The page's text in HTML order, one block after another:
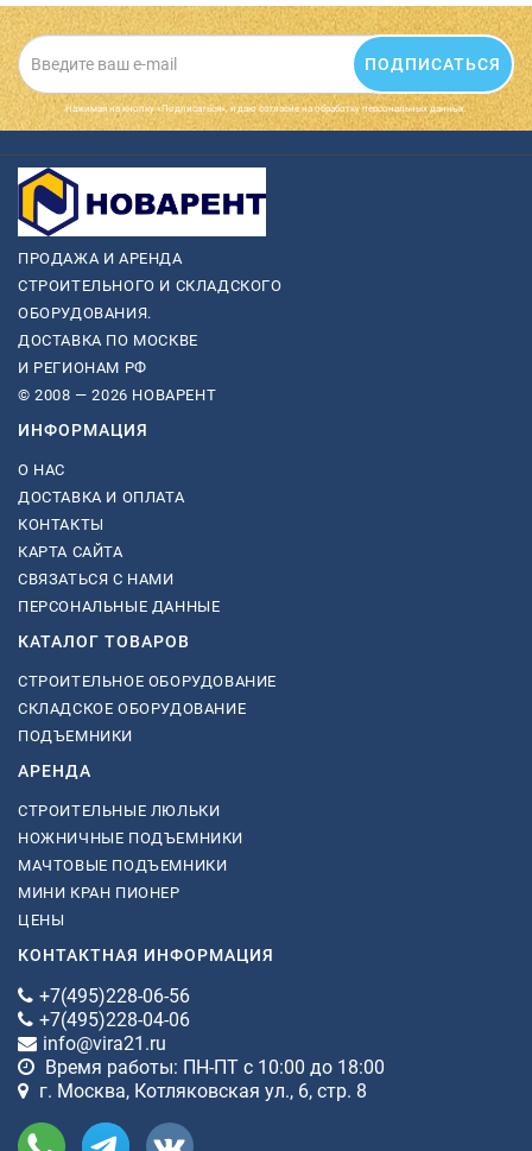
ПОДПИСАТЬСЯ
Нажимая на кнопку «Подписаться», я даю cогласие на обработку персональных данных.
ПРОДАЖА И АРЕНДА
СТРОИТЕЛЬНОГО И СКЛАДСКОГО
ОБОРУДОВАНИЯ.
ДОСТАВКА ПО МОСКВЕ
И РЕГИОНАМ РФ
© 2008 — 2026 НОВАРЕНТ
ИНФОРМАЦИЯ
О НАС
ДОСТАВКА И ОПЛАТА
КОНТАКТЫ
КАРТА САЙТА
СВЯЗАТЬСЯ С НАМИ
ПЕРСОНАЛЬНЫЕ ДАННЫЕ
КАТАЛОГ ТОВАРОВ
СТРОИТЕЛЬНОЕ ОБОРУДОВАНИЕ
СКЛАДСКОЕ ОБОРУДОВАНИЕ
ПОДЪЕМНИКИ
АРЕНДА
СТРОИТЕЛЬНЫЕ ЛЮЛЬКИ
НОЖНИЧНЫЕ ПОДЪЕМНИКИ
МАЧТОВЫЕ ПОДЪЕМНИКИ
МИНИ КРАН ПИОНЕР
ЦЕНЫ
КОНТАКТНАЯ ИНФОРМАЦИЯ
+7(495)228-06-56
+7(495)228-04-06
info@vira21.ru
Время работы: ПН-ПТ с 10:00 до 18:00
г. Москва, Котляковская ул., 6, стр. 8